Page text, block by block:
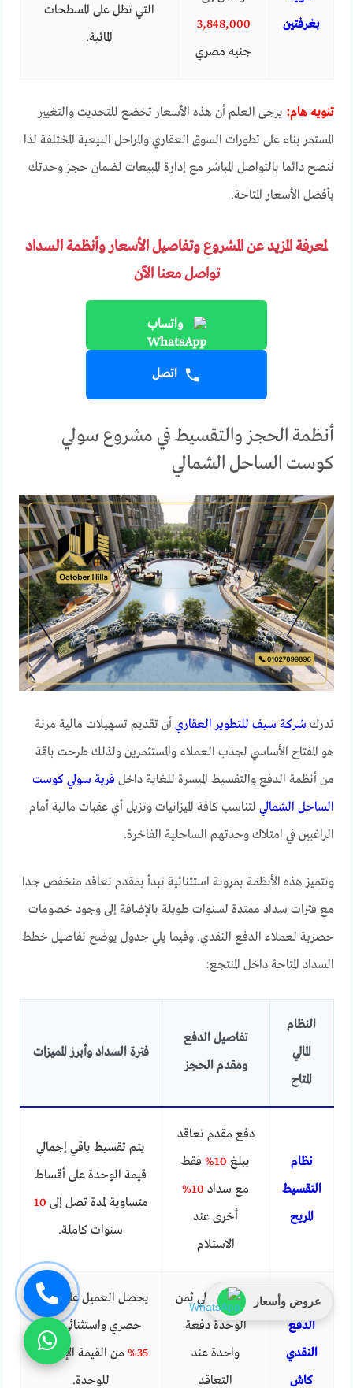
بغرفتين
3,848,000
جنيه مصري
التي تطل على المسطحات
المائية.
تنويه هام: يرجى العلم أن هذه الأسعار تخضع للتحديث والتغيير
المستمر بناء على تطورات السوق العقاري والمراحل البيعية المختلفة لذا
ننصح دائما بالتواصل المباشر مع إدارة المبيعات لضمان حجز وحدتك
بأفضل الأسعار المتاحة.
لمعرفة المزيد عن المشروع وتفاصيل الأسعار وأنظمة السداد
تواصل معنا الآن
واتساب
اتصل
أنظمة الحجز والتقسيط في مشروع سولي
كوست الساحل الشمالي
تدرك شركة سيف للتطوير العقاري أن تقديم تسهيلات مالية مرنة
هو المفتاح الأساسي لجذب العملاء والمستثمرين ولذلك طرحت باقة
من أنظمة الدفع والتقسيط الميسرة للغاية داخل قرية سولي كوست
الساحل الشمالي لتناسب كافة الميزانيات وتزيل أي عقبات مالية أمام
الراغبين في امتلاك وحدتهم الساحلية الفاخرة.
وتتميز هذه الأنظمة بمرونة استثنائية تبدأ بمقدم تعاقد منخفض جدا
مع فترات سداد ممتدة لسنوات طويلة بالإضافة إلى وجود خصومات
حصرية لعملاء الدفع النقدي. وفيما يلي جدول يوضح تفاصيل خطط
السداد المتاحة داخل المنتجع:
النظام
المالي
المتاح
تفاصيل الدفع
ومقدم الحجز
فترة السداد وأبرز المميزات
نظام
التقسيط
المريح
دفع مقدم تعاقد
يبلغ 10% فقط
مع سداد 10%
أخرى عند
الاستلام
يتم تقسيط باقي إجمالي
قيمة الوحدة على أقساط
متساوية لمدة تصل إلى 10
سنوات كاملة.
نظام
الدفع
النقدي
كاش
سداد إجمالي ثمن
الوحدة دفعة
واحدة عند
التعاقد
يحصل العميل على خصم
حصري واستثنائي يبلغ
35%
من القيمة الإجمالية
للوحدة.
عروض وأسعار